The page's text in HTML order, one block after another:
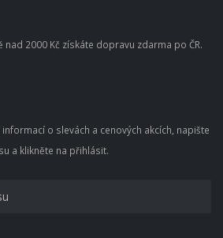
2000 Kč získáte dopravu zdarma po ČR.
o slevách a cenových akcích, napište
a klikněte na přihlásit.